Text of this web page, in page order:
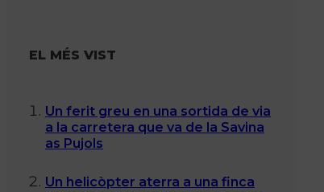
EL MÉS VIST
Un ferit greu en una sortida de via
a la carretera que va de la Savina
as Pujols
Un helicòpter aterra a una finca